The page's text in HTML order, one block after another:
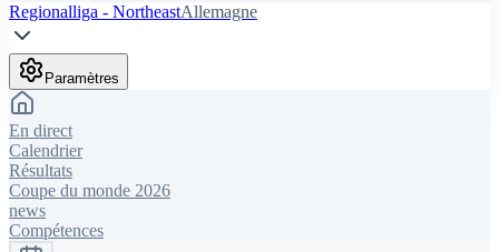
Regionalliga - NortheastAllemagne
Paramètres
En direct
Calendrier
Résultats
Coupe du monde 2026
news
Compétences